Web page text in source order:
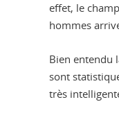
effet, le
hommes
Bien entendu
sont
très